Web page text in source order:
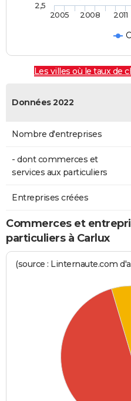
2005 2008 2011
2,5
Les villes où le taux de
Données 2022
Nombre d'entreprises
- dont commerces et
services aux particuliers
Entreprises créées
Commerces et
particuliers à Carlux
(source : Linternaute.com